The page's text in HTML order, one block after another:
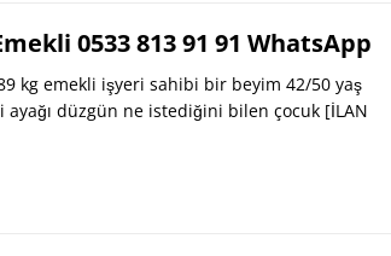
0533 813 91 91 WhatsApp
kg emekli işyeri sahibi bir beyim 42/50 yaş
ayağı düzgün ne istediğini bilen çocuk [İLAN